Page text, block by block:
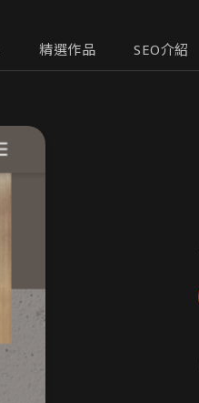
精選作品 SEO介紹